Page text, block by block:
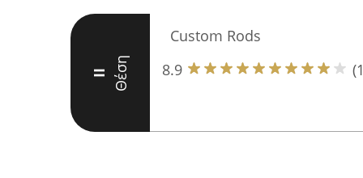
II Θέση
Custom Rods
8.9